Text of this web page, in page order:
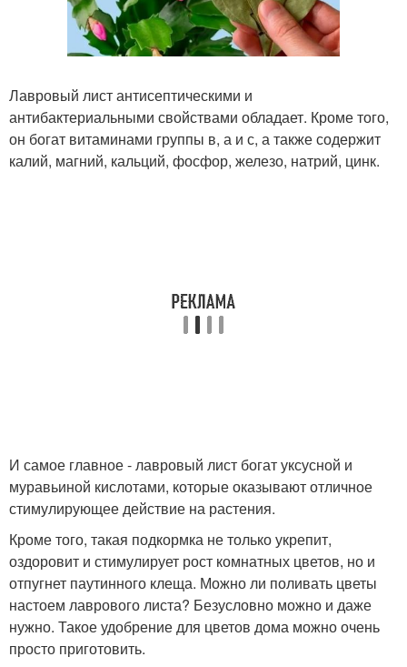
Лавровый лист антисептическими и
антибактериальными свойствами обладает. Кроме того,
он богат витаминами группы в, а и с, а также содержит
калий, магний, кальций, фосфор, железо, натрий, цинк.
И самое главное - лавровый лист богат уксусной и
муравьиной кислотами, которые оказывают отличное
стимулирующее действие на растения.
Кроме того, такая подкормка не только укрепит,
оздоровит и стимулирует рост комнатных цветов, но и
отпугнет паутинного клеща. Можно ли поливать цветы
настоем лаврового листа? Безусловно можно и даже
нужно. Такое удобрение для цветов дома можно очень
просто приготовить.